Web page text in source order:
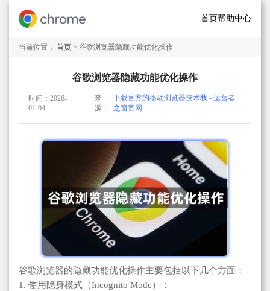
首页帮助中心
当前位置： 首页 > 谷歌浏览器隐藏功能优化操作
谷歌浏览器隐藏功能优化操作
时间：2026-
01-04
来
源：
下载官方的移动浏览器技术栈 - 运营者
之窗官网
谷歌浏览器的隐藏功能优化操作主要包括以下几个方面：
1. 使用隐身模式（Incognito Mode）：